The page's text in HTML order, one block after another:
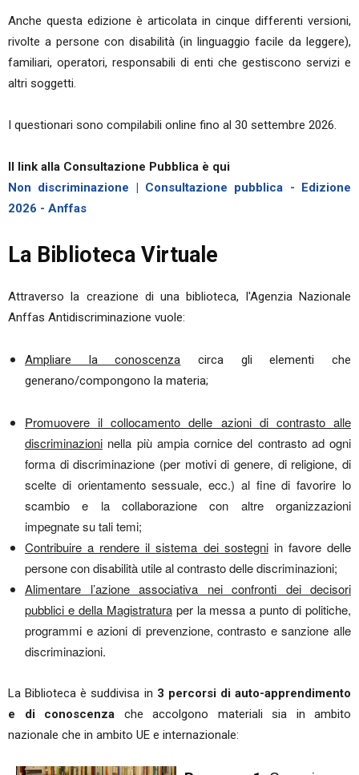
Anche questa edizione è articolata in cinque differenti versioni,
rivolte a persone con disabilità (in linguaggio facile da leggere),
familiari, operatori, responsabili di enti che gestiscono servizi e
altri soggetti.
I questionari sono compilabili online fino al 30 settembre 2026.
Il link alla Consultazione Pubblica è qui
Non discriminazione | Consultazione pubblica - Edizione
2026 - Anffas
La Biblioteca Virtuale
Attraverso la creazione di una biblioteca, l'Agenzia Nazionale
Anffas Antidiscriminazione vuole:
Ampliare la conoscenza circa gli elementi che
generano/compongono la materia;
Promuovere il collocamento delle azioni di contrasto alle
discriminazioni nella più ampia cornice del contrasto ad ogni
forma di discriminazione (per motivi di genere, di religione, di
scelte di orientamento sessuale, ecc.) al fine di favorire lo
scambio e la collaborazione con altre organizzazioni
impegnate su tali temi;
Contribuire a rendere il sistema dei sostegniin favore delle
persone con disabilità utile al contrasto delle discriminazioni;
Alimentare l’azione associativa nei confronti dei decisori
pubblici e della Magistraturaper la messa a punto di politiche,
programmi e azioni di prevenzione, contrasto e sanzione alle
discriminazioni.
La Biblioteca è suddivisa in 3 percorsi di auto-apprendimento
e di conoscenza che accolgono materiali sia in ambito
nazionale che in ambito UE e internazionale: